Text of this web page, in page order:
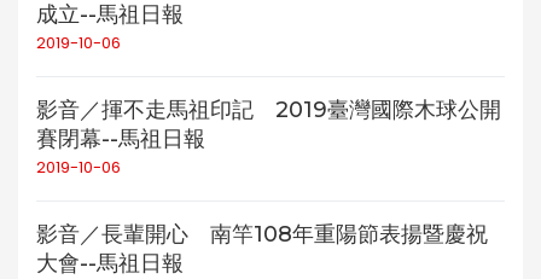
成立--馬祖日報
2019-10-06
影音／揮不走馬祖印記 2019臺灣國際木球公開
賽閉幕--馬祖日報
2019-10-06
影音／長輩開心 南竿108年重陽節表揚暨慶祝
大會--馬祖日報